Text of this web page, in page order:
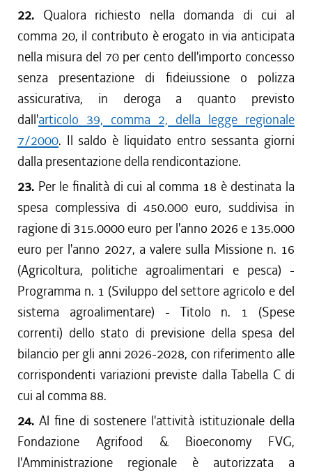
22. Qualora richiesto nella domanda di cui al
comma 20, il contributo è erogato in via anticipata
nella misura del 70 per cento dell'importo concesso
senza presentazione di fideiussione o polizza
assicurativa, in deroga a quanto previsto
dall'articolo 39, comma 2, della legge regionale
7/2000. Il saldo è liquidato entro sessanta giorni
dalla presentazione della rendicontazione.
23. Per le finalità di cui al comma 18 è destinata la
spesa complessiva di 450.000 euro, suddivisa in
ragione di 315.0000 euro per l'anno 2026 e 135.000
euro per l'anno 2027, a valere sulla Missione n. 16
(Agricoltura, politiche agroalimentari e pesca) -
Programma n. 1 (Sviluppo del settore agricolo e del
sistema agroalimentare) - Titolo n. 1 (Spese
correnti) dello stato di previsione della spesa del
bilancio per gli anni 2026-2028, con riferimento alle
corrispondenti variazioni previste dalla Tabella C di
cui al comma 88.
24. Al fine di sostenere l'attività istituzionale della
Fondazione Agrifood & Bioeconomy FVG,
l'Amministrazione regionale è autorizzata a